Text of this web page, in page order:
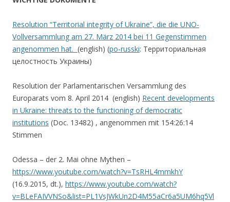
Resolution “Territorial integrity of Ukraine”, die die UNO-
Vollversammlung am 27. März 2014 bei 11 Gegenstimmen
angenommen hat. (english) (po-russki: Территориальная
целостность Украины)
Resolution der Parlamentarischen Versammlung des
Europarats vom 8. April 2014 (english) Recent developments
in Ukraine: threats to the functioning of democratic
institutions (Doc. 13482) , angenommen mit 154:26:14
Stimmen
Odessa – der 2. Mai ohne Mythen –
https://www.youtube.com/watch?v=TsRHL4mmkhY
(16.9.2015, dt.), https://www.youtube.com/watch?
v=BLeFAIVVNSo&list=PL1VsJWkUn2D4M55aCr6a5UM6hq5Vl